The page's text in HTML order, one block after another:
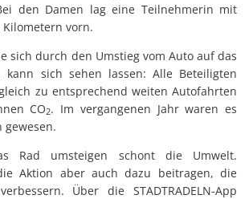
den Damen lag eine Teilnehmerin mit
vorn.
sich durch den Umstieg vom Auto auf das
kann sich sehen lassen: Alle Beteiligten
zu entsprechend weiten Autofahrten
CO2. Im vergangenen Jahr waren es
gewesen.
Rad umsteigen schont die Umwelt.
Aktion aber auch dazu beitragen, die
Über die STADTRADELN-App